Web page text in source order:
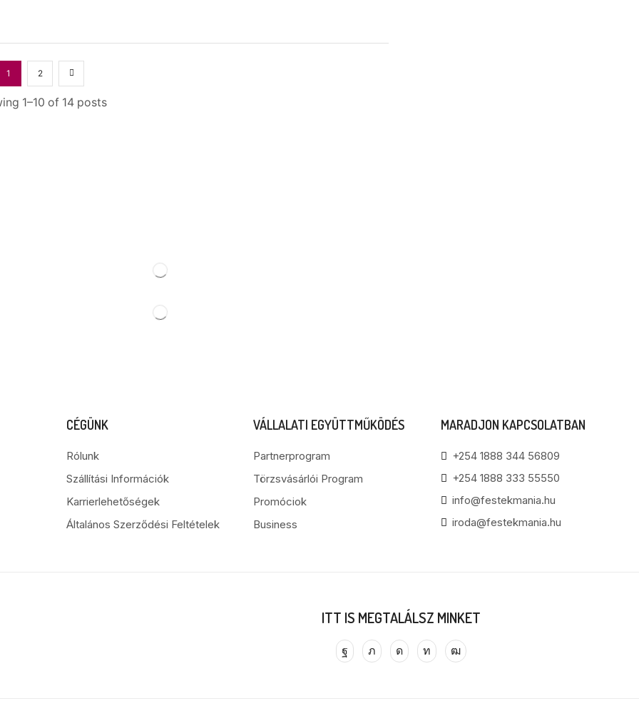
1–10 of 14 posts
1 2
CÉGÜNK
Rólunk
Szállítási Információk
Karrierlehetőségek
Általános Szerződési Feltételek
VÁLLALATI EGYÜTTMŰKÖDÉS
Partnerprogram
Törzsvásárlói Program
Promóciok
Business
MARADJON KAPCSOLATBAN
+254 1888 344 56809
+254 1888 333 55550
info@festekmania.hu
iroda@festekmania.hu
ITT IS MEGTALÁLSZ MINKET